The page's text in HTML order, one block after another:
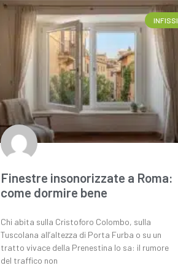
INFISSI
Finestre insonorizzate a Roma:
come dormire bene
Chi abita sulla Cristoforo Colombo, sulla
Tuscolana all’altezza di Porta Furba o su un
tratto vivace della Prenestina lo sa: il rumore
del traffico non